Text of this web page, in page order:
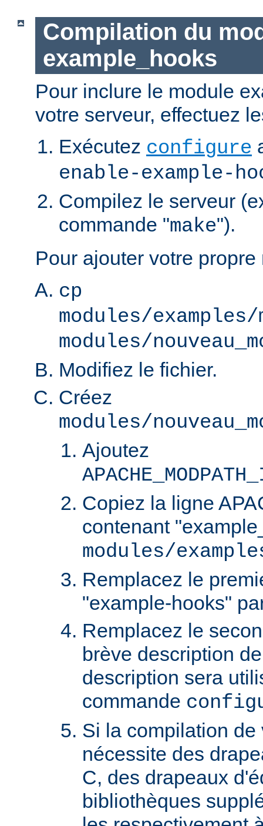
Compilation du
example_hooks
Pour inclure le module
votre serveur, effectuez
Exécutez configure
enable-example-
Compilez le serveur
commande "make").
Pour ajouter votre propre
cp
modules/examples/
modules/
Modifiez le fichier.
Créez
modules/
Ajoutez
Copiez la ligne
contenant
modules/
Remplacez le
"example-hooks"
Remplacez le
brève description
description sera
commande
Si la compilation de
nécessite des
C, des drapeaux
bibliothèques